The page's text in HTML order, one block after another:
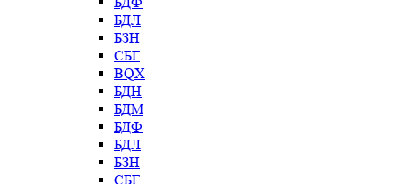
БДЛ
БЗН
СБГ
BQX
БДН
БДМ
БДФ
БДЛ
БЗН
СБГ